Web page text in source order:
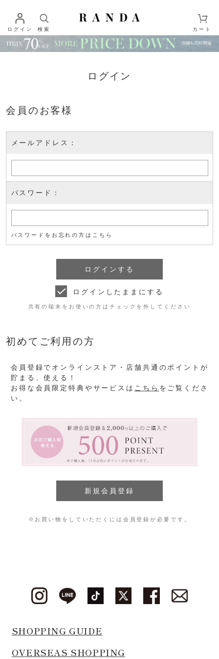
ログイン 検索 カート
ログイン
会員のお客様
メールアドレス：
パスワード：
パスワードをお忘れの方はこちら
ログインしたままにする
共有の端末をお使いの方はチェックを外してください
初めてご利用の方
会員登録でオンラインストア・店舗共通のポイントが
貯まる、使える！
お得な会員限定特典やサービスは こちら をご覧くださ
い。
※お買い物をしていただくには会員登録が必要です。
SHOPPING GUIDE
OVERSEAS SHOPPING